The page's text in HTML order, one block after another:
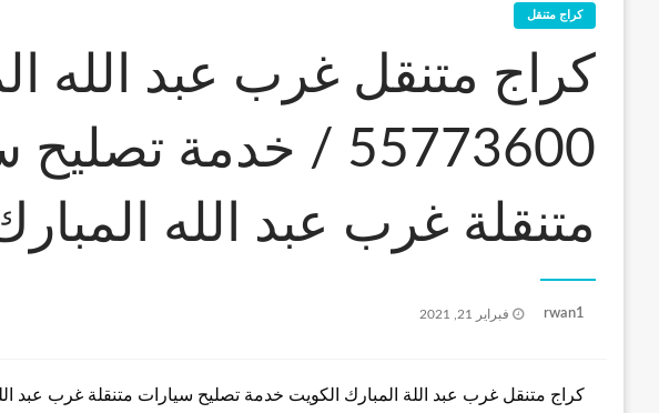
كراج متنقل
كراج متنقل غرب عبد الله
55773600‬ / خدمة
متنقلة غرب عبد الله
rwan1
نُشر
فبراير 21, 2021
كراج متنقل غرب عبد اللة المبارك الكويت خدمة تصليح سيارات متنقلة غرب عبد